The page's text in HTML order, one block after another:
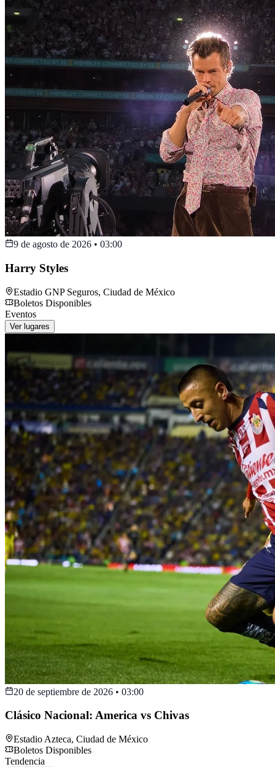
9 de agosto de 2026 • 03:00
Harry Styles
Estadio GNP Seguros, Ciudad de México
Boletos Disponibles
Eventos
Ver lugares
20 de septiembre de 2026 • 03:00
Clásico Nacional: America vs Chivas
Estadio Azteca, Ciudad de México
Boletos Disponibles
Tendencia